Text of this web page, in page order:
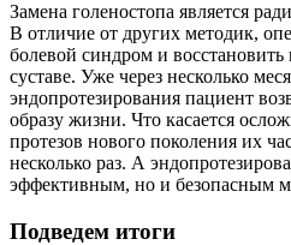
Замена голеностопа является
В отличие от других методик,
болевой синдром и
суставе. Уже через несколько
эндопротезирования пациент
образу жизни. Что касается
протезов нового поколения их
несколько раз. А
эффективным, но и безопасным
Подведем итоги